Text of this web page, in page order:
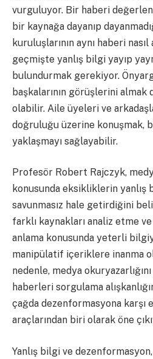
vurguluyor. Bir haberi
bir kaynağa dayanıp
kuruluşlarının aynı haberi nasıl
geçmişte yanlış bilgi yayıp
bulundurmak gerekiyor.
başkalarının görüşlerini
olabilir. Aile üyeleri ve
doğruluğu üzerine konuşmak,
yaklaşmayı sağlayabilir.
Profesör Robert Rajczyk,
konusunda eksikliklerin yanlış
savunmasız hale getirdiğini
farklı kaynakları analiz etme
anlama konusunda yeterli
manipülatif içeriklere inanma
nedenle, medya
haberleri sorgulama
çağda dezenformasyona karşı
araçlarından biri olarak öne
Yanlış bilgi ve